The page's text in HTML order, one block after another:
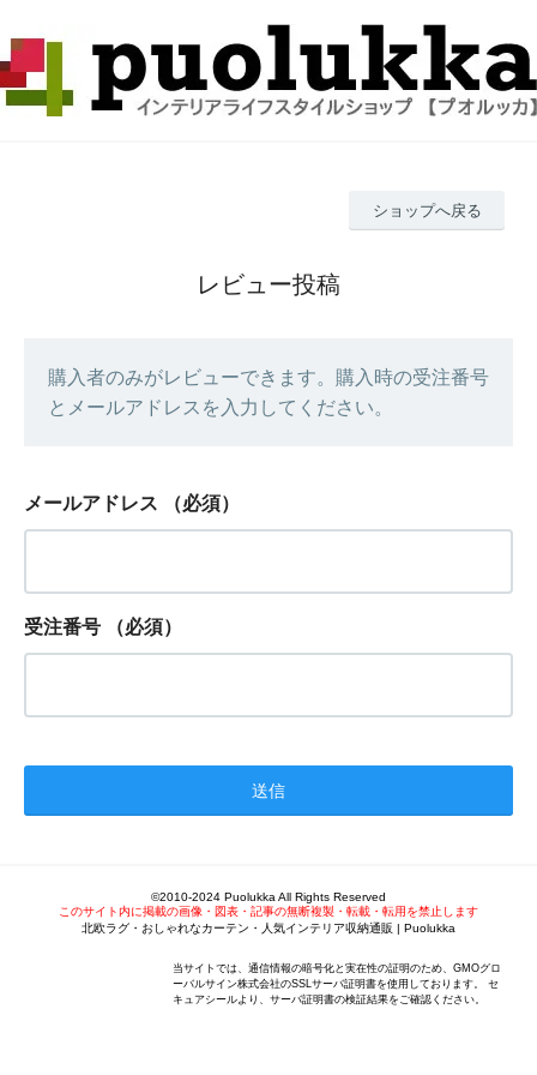
ショップへ戻る
レビュー投稿
購入者のみがレビューできます。購入時の受注番号
とメールアドレスを入力してください。
メールアドレス （必須）
受注番号 （必須）
©2010-2024 Puolukka All Rights Reserved
このサイト内に掲載の画像・図表・記事の無断複製・転載・転用を禁止します
北欧ラグ・おしゃれなカーテン・人気インテリア収納通販 | Puolukka
当サイトでは、通信情報の暗号化と実在性の証明のため、GMOグロ
ーバルサイン株式会社のSSLサーバ証明書を使用しております。 セ
キュアシールより、サーバ証明書の検証結果をご確認ください。